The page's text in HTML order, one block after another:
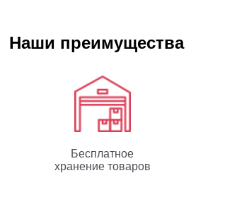
Наши преимущества
Бесплатное
хранение товаров